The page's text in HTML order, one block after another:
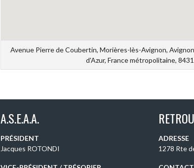
Avenue Pierre de Coubertin, Morières-lès-Avignon,
d'Azur, France métropolitaine,
A.S.E.A.A.
PRÉSIDENT
Jacques ROTONDI
ADRESSE
1278 Rte